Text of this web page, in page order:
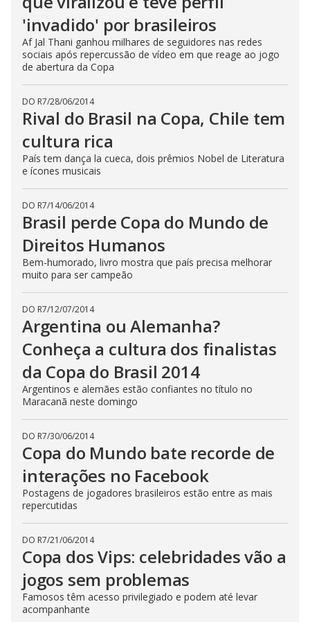
'invadido' por brasileiros
Af Jal Thani ganhou milhares de seguidores nas redes
sociais após repercussão de vídeo em que reage ao jogo
de abertura da Copa
DO R7/28/06/2014
Rival do Brasil na Copa, Chile tem
cultura rica
País tem dança la cueca, dois prêmios Nobel de Literatura
e ícones musicais
DO R7/14/06/2014
Brasil perde Copa do Mundo de
Direitos Humanos
Bem-humorado, livro mostra que país precisa melhorar
muito para ser campeão
DO R7/12/07/2014
Argentina ou Alemanha?
Conheça a cultura dos finalistas
da Copa do Brasil 2014
Argentinos e alemães estão confiantes no título no
Maracanã neste domingo
DO R7/30/06/2014
Copa do Mundo bate recorde de
interações no Facebook
Postagens de jogadores brasileiros estão entre as mais
repercutidas
DO R7/21/06/2014
Copa dos Vips: celebridades vão a
jogos sem problemas
Famosos têm acesso privilegiado e podem até levar
acompanhante